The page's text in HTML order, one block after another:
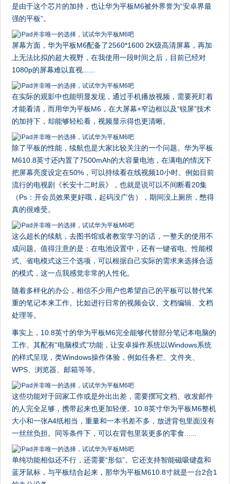
是由于这个芯片的加持，也让华为平板M6被外界誉为“安卓界最
强的平板”。
屏幕方面，华为平板M6配备了2560*1600 2K级高清屏幕，再加
上无法比拟的超大视野，在我使用一段时间之后，目前已经对
1080p的屏幕难以直视......
在实际的观影中也能明显发现，通过手机播放视频，需要死盯着
才能看清，而用华为平板M6，在大屏幕+窄边框以及“锐屏”技术
的加持下，却能够轻松看，视频显示得也更清晰。
除了平板的性能，续航也是大家比较关注的一个问题。华为平板
M610.8英寸还内置了7500mAh的大容量电池，在满电的情况下
把屏幕亮度设定在50%，可以持续看在线视频10小时。例如目前
流行的电视剧《长安十二时辰》，也就是说可以不间断看20集
（Ps：开会员效果更好哦，起码没广告），期间没上厕所，憋得
真的很难受。
这么超长的续航，去图书馆或者教室学习的话，一整天的使用不
成问题。值得注意的是：在电池设置中，还有一键省电、性能模
式、省电模式这三个选项，可以根据自己实际的需求来选择合适
的模式，这一点我感觉非常的人性化。
随着多样化的办公，相信不少用户也希望自己的平板可以替代笨
重的笔记本来工作。比如进行日常的视频会议、文档编辑、文档
处理等。
事实上，10.8英寸的华为平板M6完全能够代替部分笔记本电脑的
工作。其配有“电脑模式”功能，让安卓操作系统以Windows系统
的样式呈现，类Windows操作体验，例如任务栏、文件夹、
WPS、浏览器、邮箱等等。
这些功能对于回家工作或是外出出差，需要撰写文档、收发邮件
的人完全足够，携带起来也更加轻便。10.8英寸华为平板M6整机
大小和一张A4纸相当，重量和一本书差不多，放进背包里面没有
一丝丝负担。同等条件下，可以在背包里装更多的零食......
单纯功能相似还不行，还需要“形似”。它还支持智能磁吸键盘和
蓝牙鼠标，与平板结合起来，那华为平板M610.8寸就是一台2合1